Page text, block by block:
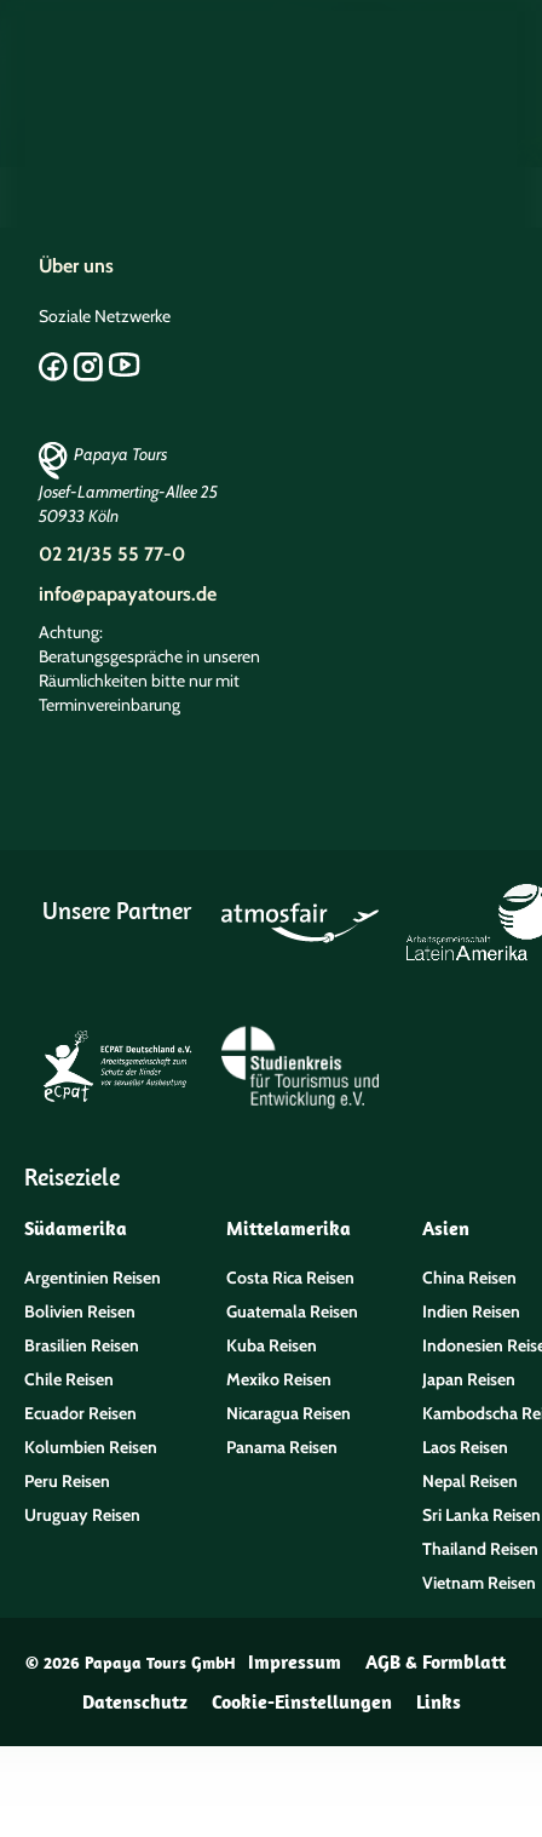
Über uns
Soziale Netzwerke
Papaya Tours
Josef-Lammerting-Allee 25
50933 Köln
02 21/35 55 77-0
info@papayatours.de
Achtung:
Beratungsgespräche in unseren
Räumlichkeiten bitte nur mit
Terminvereinbarung
Unsere Partner
Reiseziele
Südamerika
Argentinien Reisen
Bolivien Reisen
Brasilien Reisen
Chile Reisen
Ecuador Reisen
Kolumbien Reisen
Peru Reisen
Uruguay Reisen
Mittelamerika
Costa Rica Reisen
Guatemala Reisen
Kuba Reisen
Mexiko Reisen
Nicaragua Reisen
Panama Reisen
Asien
China Reisen
Indien Reisen
Indonesien
Japan Reisen
Kambodscha
Laos Reisen
Nepal Reisen
Sri Lanka Reisen
Thailand Reisen
Vietnam Reisen
© 2026 Papaya Tours GmbH Impressum
AGB & Formblatt
Datenschutz
Cookie-Einstellungen Links